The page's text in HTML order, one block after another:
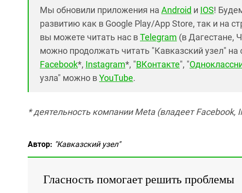
Мы обновили приложения на Android и IOS!
развитию как в Google Play/App Store, так и на
вы можете читать нас вTelegram (в Дагестане,
можно продолжать читать "Кавказский узел" на
Facebook*, Instagram*, "ВКонтакте", "
узла" можно вYouTube.
* деятельность компании Meta (владеет
Автор: "Кавказский узел"
Гласность помогает решить проблемы